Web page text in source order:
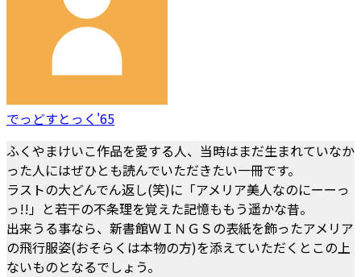
でっどすとっく'65
ふくやまけいこ作品を愛する人、当時はまだ生まれていなか
った人にはぜひとも読んでいただきたい一冊です。
ラストの大どんでん返し(笑)に「アメリア美人なのにーーっ
っ!!」と若干の不条理を覚えた記憶ももう遥かな昔。
出来うる事なら、新書館ＷＩＮＧＳの表紙を飾ったアメリア
の飛行服姿(おそらくは本物の方)を添えていただくとこの上
ないものとなるでしょう。